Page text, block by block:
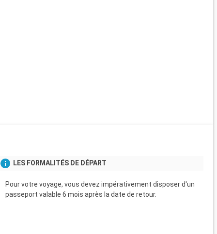
LES FORMALITÉS DE DÉPART
Pour votre voyage, vous devez impérativement disposer d'un
passeport valable 6 mois après la date de retour.